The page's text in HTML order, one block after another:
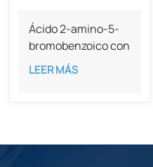
Ácido 2-amino-5-
bromobenzoico con
una pureza del
98%, CAS 5794-88-
LEER MÁS